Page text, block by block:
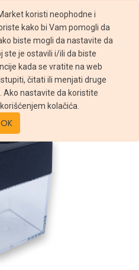
koristi neophodne i
kako bi Vam pomogli da
biste mogli da nastavite da
ste je ostavili i/ili da biste
kada se vratite na web
čitati ili menjati druge
Ako nastavite da koristite
kolačića.
OK
MAGNETNA